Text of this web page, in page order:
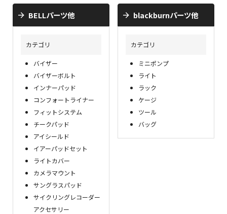
BELLパーツ他
カテゴリ
バイザー
バイザーボルト
インナーパッド
コンフォートライナー
フィットシステム
チークパッド
アイシールド
イアーパッドセット
ライトカバー
カメラマウント
サングラスパッド
サイクリングレコーダー
アクセサリー
blackburnパーツ他
カテゴリ
ミニポンプ
ライト
ラック
ケージ
ツール
バッグ